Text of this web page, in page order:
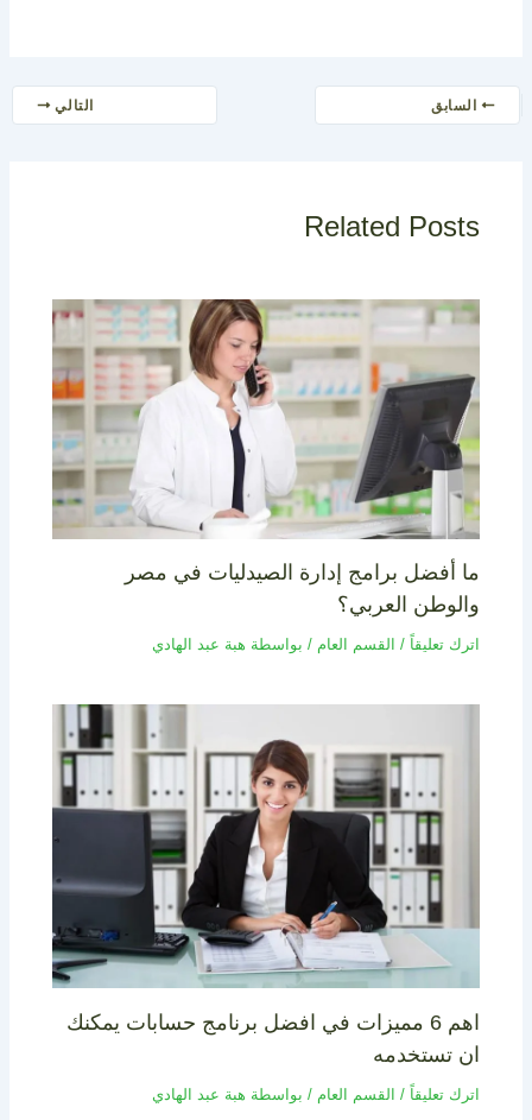
السابق التالي
Related Posts
ما أفضل برامج إدارة الصيدليات في مصر
والوطن العربي؟
اترك تعليقاً / القسم العام / بواسطة هبة عبد الهادي
اهم 6 مميزات في افضل برنامج حسابات يمكنك
ان تستخدمه
اترك تعليقاً / القسم العام / بواسطة هبة عبد الهادي